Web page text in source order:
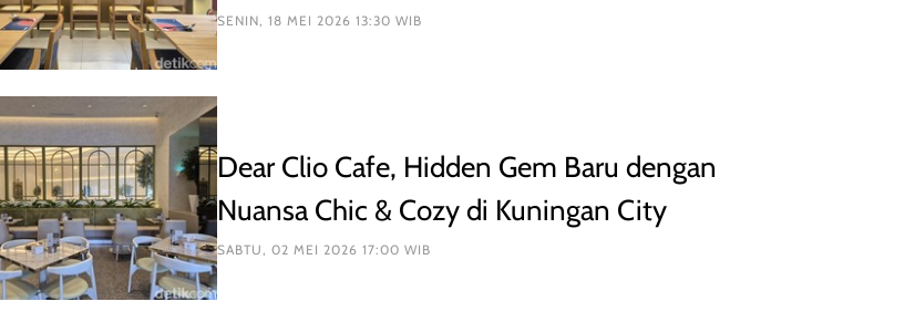
Park
SENIN, 18 MEI 2026 13:30 WIB
Dear Clio Cafe, Hidden Gem Baru dengan
Nuansa Chic & Cozy di Kuningan City
SABTU, 02 MEI 2026 17:00 WIB